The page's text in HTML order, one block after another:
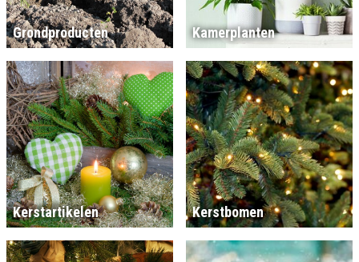
Grondproducten Kamerplanten
Kerstartikelen Kerstbomen